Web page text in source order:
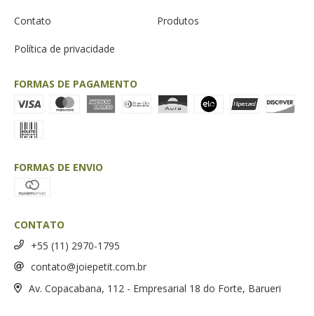
Contato Produtos
Política de privacidade
FORMAS DE PAGAMENTO
FORMAS DE ENVIO
CONTATO
+55 (11) 2970-1795
contato@joiepetit.com.br
Av. Copacabana, 112 - Empresarial 18 do Forte, Barueri